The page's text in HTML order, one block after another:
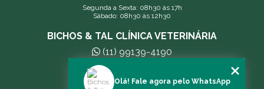
Segunda a Sexta: 08h30 às 17h
Sábado: 08h30 às 12h30
BICHOS & TAL CLÍNICA VETERINÁRIA
(11) 99139-4190
andreleecitti5@gmail.com
Olá! Fale agora pelo WhatsApp